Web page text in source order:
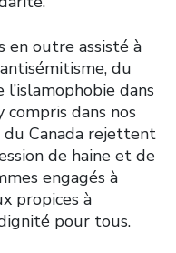
en outre assisté à
du
dans
compris dans nos
du Canada rejettent
de haine et de
engagés à
propices à
pour tous.